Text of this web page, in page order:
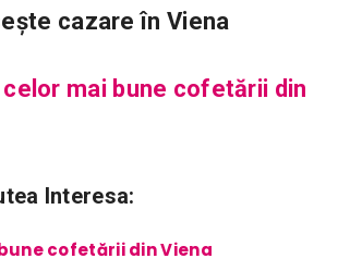
cazare în Viena
mai bune cofetării din
Interesa:
cofetării din Viena